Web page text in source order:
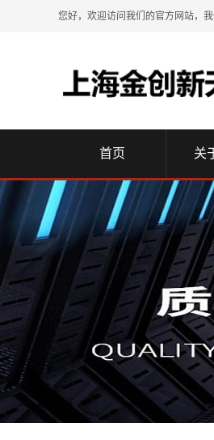
您好，欢迎访问我们的官方网站，我
首页 关